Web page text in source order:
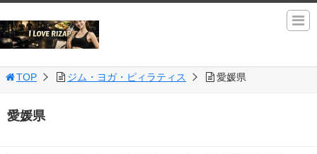
TOP ジム・ヨガ・ピィラティス 愛媛県
愛媛県